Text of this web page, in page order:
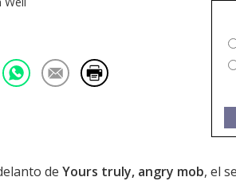
de Yours truly, angry mob, el